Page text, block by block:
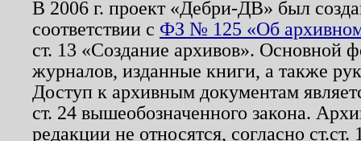
В 2006 г. проект «Дебри-ДВ» был
соответствии с ФЗ № 125 «Об
ст. 13 «Создание архивов». Основной
журналов, изданные книги, а также
Доступ к архивным документам
ст. 24 вышеобозначенного закона.
редакции не относятся, согласно